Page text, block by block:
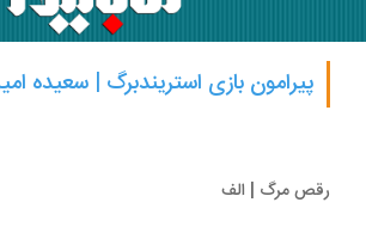
پیرامون بازی استریندبرگ | سعیده امین‌زاده
مرگ | الف